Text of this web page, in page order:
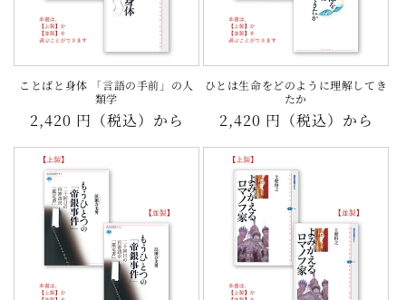
ことばと身体 「言語の手前」の人
類学
通
常
価
2,420 円（税込）から
ひとは生命をどのように理解してき
たか
通
常
価
2,420 円（税込）から